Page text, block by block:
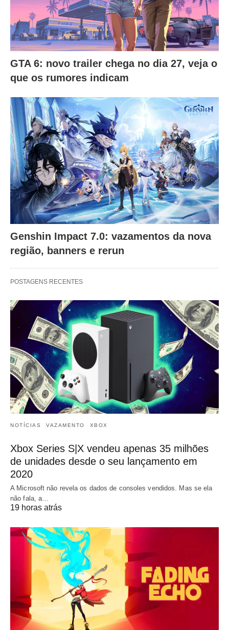
GTA 6: novo trailer chega no dia 27, veja o
que os rumores indicam
Genshin Impact 7.0: vazamentos da nova
região, banners e rerun
POSTAGENS RECENTES
NOTÍCIAS VAZAMENTO XBOX
Xbox Series S|X vendeu apenas 35 milhões
de unidades desde o seu lançamento em
2020
A Microsoft não revela os dados de consoles vendidos. Mas se ela
não fala, a…
19 horas atrás